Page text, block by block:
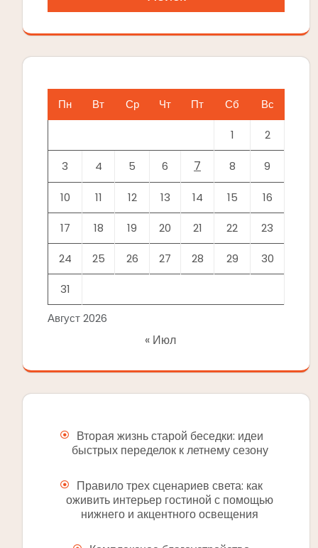
Август 2026
Пн Вт Ср Чт Пт Сб Вс
1 2
3 4 5 6 7 8 9
10 11 12 13 14 15 16
17 18 19 20 21 22 23
24 25 26 27 28 29 30
31
« Июл
Вторая жизнь старой беседки: идеи
быстрых переделок к летнему сезону
Правило трех сценариев света: как
оживить интерьер гостиной с помощью
нижнего и акцентного освещения